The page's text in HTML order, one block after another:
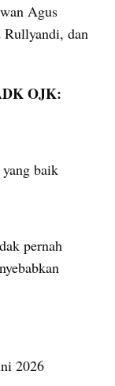
Agus
Rullyandi, dan
OJK:
baik
pernah
2026